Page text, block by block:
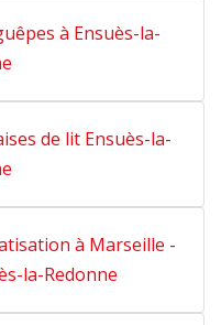
à Ensuès-la-
de lit Ensuès-la-
à Marseille -
la-Redonne